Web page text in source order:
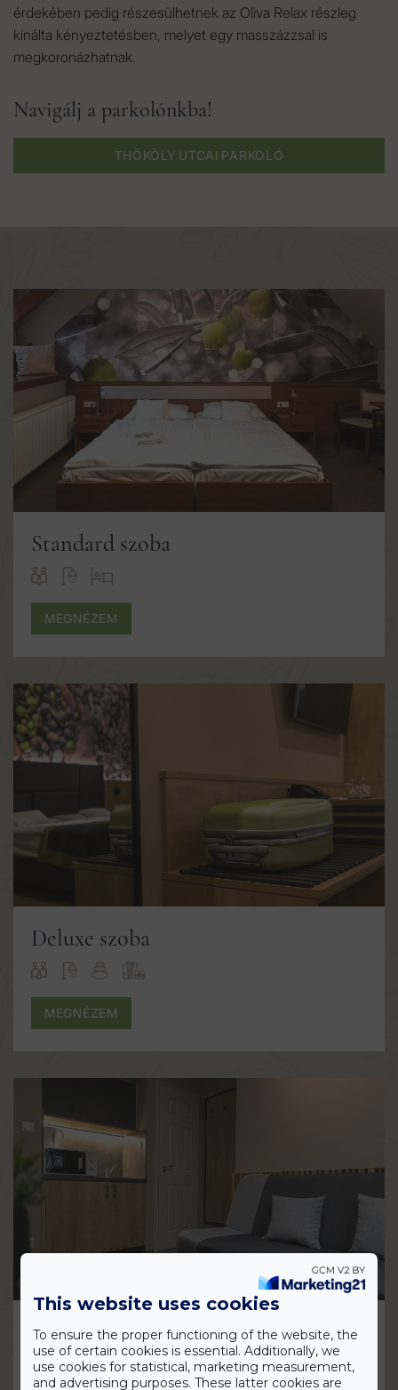
érdekében pedig részesülhetnek az Oliva Relax részleg
kínálta kényeztetésben, melyet egy masszázzsal is
megkoronázhatnak.
Navigálj a parkolónkba!
THÖKÖLY UTCAI PARKOLÓ
Standard szoba
MEGNÉZEM
Deluxe szoba
MEGNÉZEM
Deluxe családi szoba
This website uses cookies
To ensure the proper functioning of the website, the
use of certain cookies is essential. Additionally, we
use cookies for statistical, marketing measurement,
and advertising purposes. These latter cookies are